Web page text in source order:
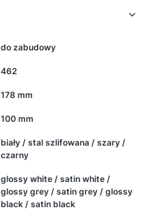
do zabudowy
462
178 mm
100 mm
biały / stal szlifowana / szary /
czarny
glossy white / satin white /
glossy grey / satin grey / glossy
black / satin black